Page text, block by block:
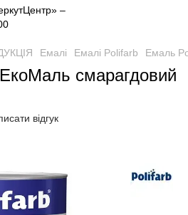
Емалі Емалі Polifarb Емаль
смарагдовий
відгук